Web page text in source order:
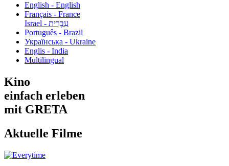
English - English
Français - France
עִבְרִית - Israel
Português - Brazil
Українська - Ukraine
Englis - India
Multilingual
Kino
einfach erleben
mit GRETA
Aktuelle Filme